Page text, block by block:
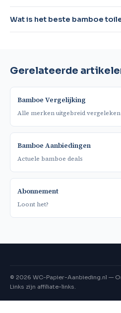
Wat is het beste bamboe
Gerelateerde
Bamboe Vergelijking
Alle merken uitgebreid vergeleken
Bamboe Aanbiedingen
Actuele bamboe deals
Abonnement
Loont het?
© 2026 WC-Papier-Aanbieding.nl —
Links zijn affiliate-links.